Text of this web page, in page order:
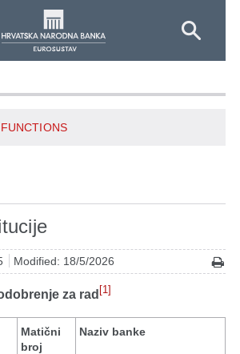
Modified: 18/5/2026
za rad [1]
Matični
broj
Naziv banke